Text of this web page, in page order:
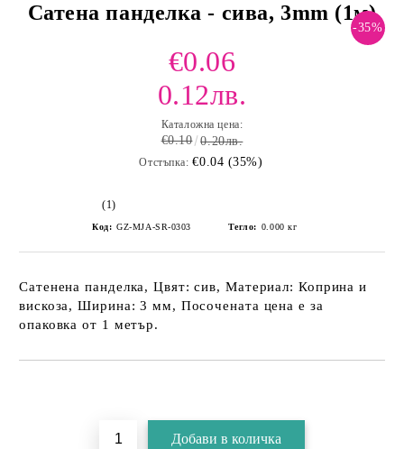
Сатена панделка - сива, 3mm (1м)
-35%
€0.06
0.12лв.
Каталожна цена:
€0.10 0.20лв.
Отстъпка: €0.04 (35%)
(1)
Код: GZ-MJA-SR-0303 Тегло: 0.000 кг
Сатенена панделка, Цвят: сив, Материал: Коприна и
вискоза, Ширина: 3 мм, Посочената цена е за
опаковка от 1 метър.